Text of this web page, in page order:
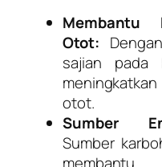
Membantu
Otot:
sajian pada
otot.
Sumber
Sumber